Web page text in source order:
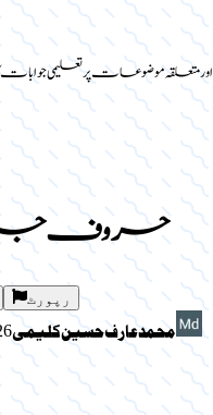
متعلقہ موضوعات پر تعلیمی
حروف جر
رپورٹ